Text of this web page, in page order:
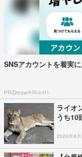
SNSアカウントを着実
PR(Dreaw合同会社)
ライオ
うち
2026年8月